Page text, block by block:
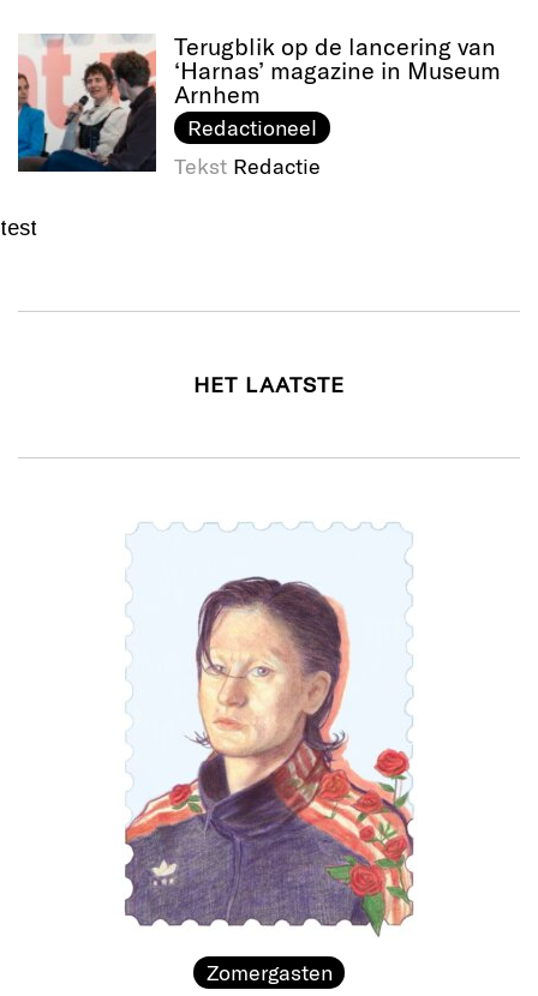
Terugblik op de lancering van
‘Harnas’ magazine in Museum
Arnhem
Redactioneel
Tekst Redactie
test
HET LAATSTE
Zomergasten